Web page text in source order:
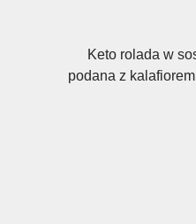
Keto rolada w
podana z